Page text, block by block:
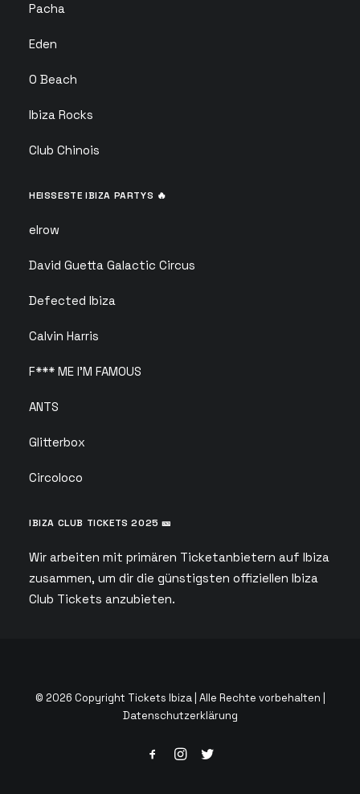
Pacha
Eden
O Beach
Ibiza Rocks
Club Chinois
HEISSESTE IBIZA PARTYS 🔥
elrow
David Guetta Galactic Circus
Defected Ibiza
Calvin Harris
F*** ME I’M FAMOUS
ANTS
Glitterbox
Circoloco
IBIZA CLUB TICKETS 2025 🎫
Wir arbeiten mit primären Ticketanbietern auf Ibiza
zusammen, um dir die günstigsten offiziellen Ibiza
Club Tickets anzubieten.
© 2026 Copyright Tickets Ibiza | Alle Rechte vorbehalten |
Datenschutzerklärung